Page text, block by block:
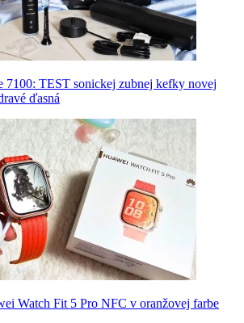
7100: TEST sonickej zubnej kefky novej
ďasná
Watch Fit 5 Pro NFC v oranžovej farbe